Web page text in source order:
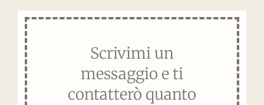
Scrivimi un
messaggio e ti
contatterò quanto